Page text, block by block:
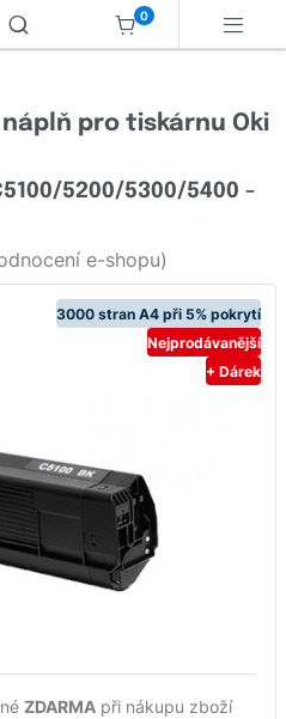
0
pro tiskárnu Oki
3000 stran A4 při 5% pokrytí
Nejprodávanější
+ Dárek
ZDARMA při nákupu zboží
5200/5300/5400 -
e-shopu)